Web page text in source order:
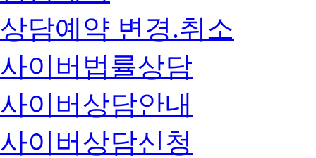
상담예약 변경.취소
사이버법률상담
사이버상담안내
사이버상담신청